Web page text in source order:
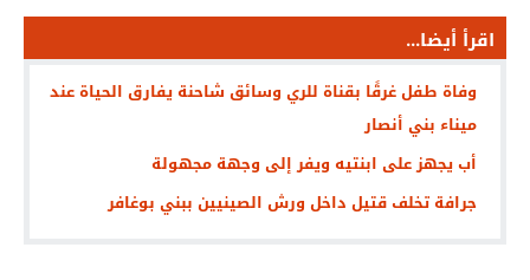
اقرأ أيضا...
وفاة طفل غرقًا بقناة للري وسائق شاحنة يفارق الحياة عند
ميناء بني أنصار
أب يجهز على ابنتيه ويفر إلى وجهة مجهولة
جرافة تخلف قتيل داخل ورش الصينيين ببني بوغافر